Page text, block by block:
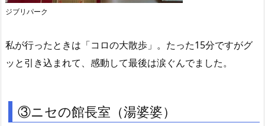
ジブリパーク
私が行ったときは「コロの大散歩」。たった15分ですがグ
ッと引き込まれて、感動して最後は涙ぐんでました。
③ニセの館長室（湯婆婆）